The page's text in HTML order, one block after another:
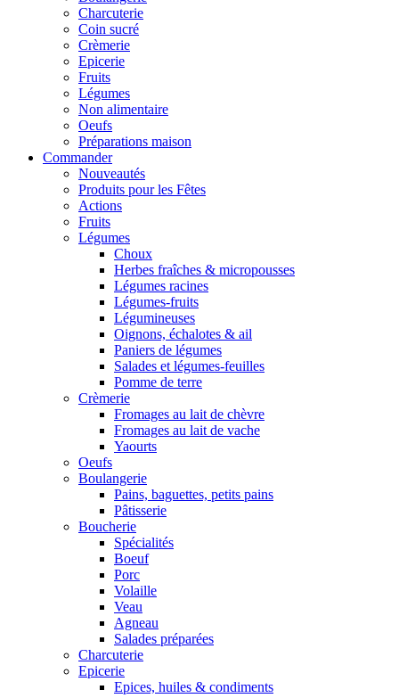
Charcuterie
Coin sucré
Crèmerie
Epicerie
Fruits
Légumes
Non alimentaire
Oeufs
Préparations maison
Commander
Nouveautés
Produits pour les Fêtes
Actions
Fruits
Légumes
Choux
Herbes fraîches & micropousses
Légumes racines
Légumes-fruits
Légumineuses
Oignons, échalotes & ail
Paniers de légumes
Salades et légumes-feuilles
Pomme de terre
Crèmerie
Fromages au lait de chèvre
Fromages au lait de vache
Yaourts
Oeufs
Boulangerie
Pains, baguettes, petits pains
Pâtisserie
Boucherie
Spécialités
Boeuf
Porc
Volaille
Veau
Agneau
Salades préparées
Charcuterie
Epicerie
Epices, huiles & condiments